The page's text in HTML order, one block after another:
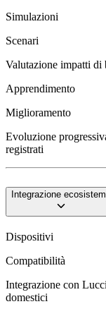
Simulazioni
Scenari
Valutazione impatti di
Apprendimento
Miglioramento
Evoluzione
registrati
Integrazione
Dispositivi
Compatibilità
Integrazione con
domestici